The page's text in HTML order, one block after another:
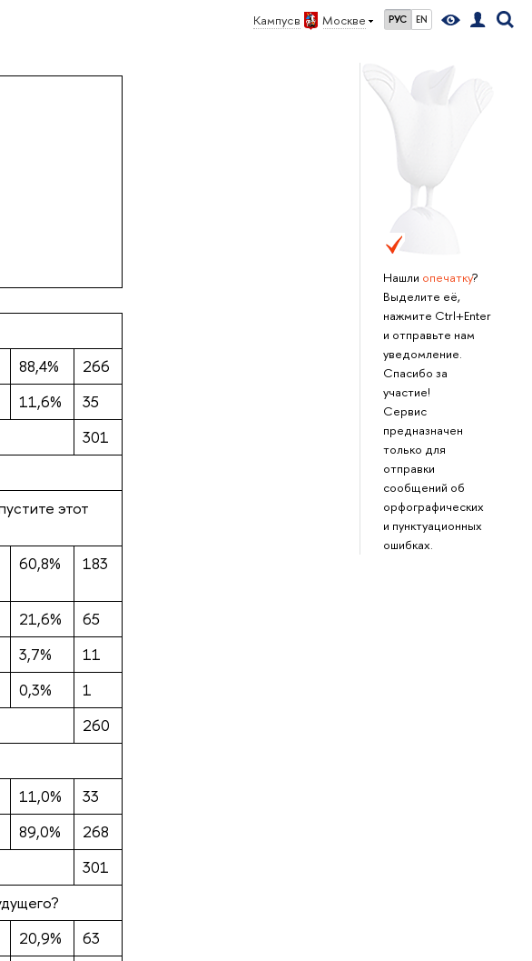
Кампус в Москве РУС EN
Нашли опечатку?
Выделите её,
нажмите Ctrl+Enter
и отправьте нам
уведомление.
Спасибо за
участие!
Сервис
предназначен
только для
отправки
сообщений об
орфографических
и пунктуационных
ошибках.
88,4%
266
11,6%
35
301
этот
60,8% 183
21,6%
65
3,7%
11
0,3%
1
260
11,0%
33
89,0%
268
301
20,9%
63